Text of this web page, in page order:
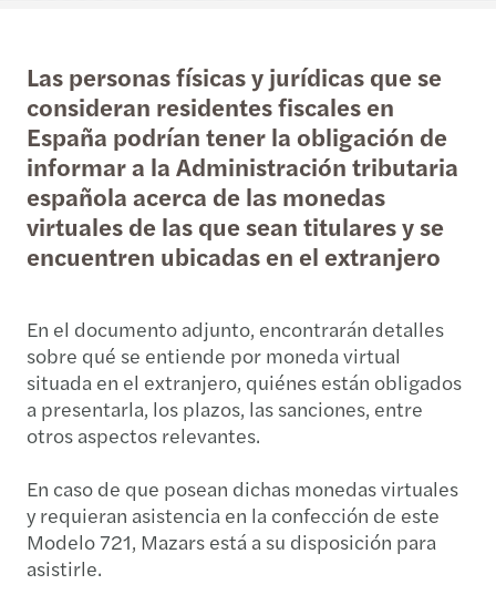
Las personas físicas y jurídicas que se
consideran residentes fiscales en
España podrían tener la obligación de
informar a la Administración tributaria
española acerca de las monedas
virtuales de las que sean titulares y se
encuentren ubicadas en el extranjero
En el documento adjunto, encontrarán detalles
sobre qué se entiende por moneda virtual
situada en el extranjero, quiénes están obligados
a presentarla, los plazos, las sanciones, entre
otros aspectos relevantes.
En caso de que posean dichas monedas virtuales
y requieran asistencia en la confección de este
Modelo 721, Mazars está a su disposición para
asistirle.